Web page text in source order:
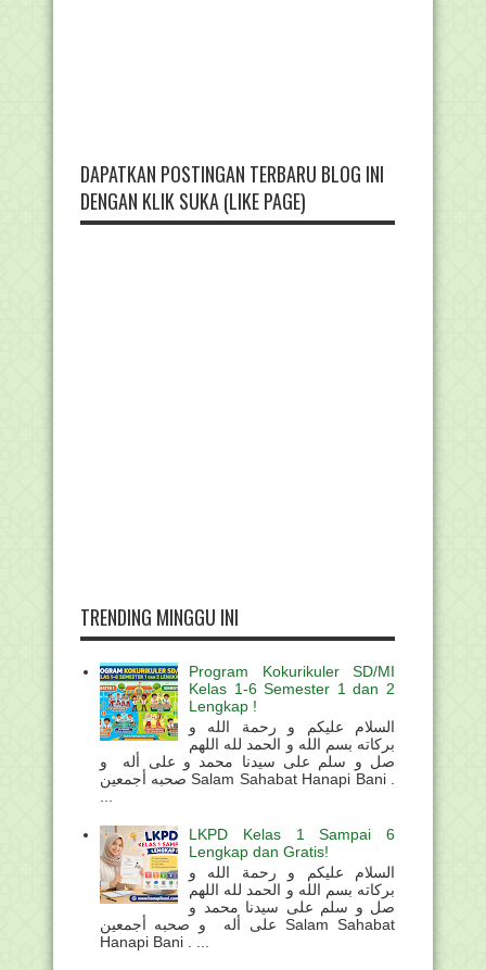
DAPATKAN POSTINGAN TERBARU BLOG INI
DENGAN KLIK SUKA (LIKE PAGE)
TRENDING MINGGU INI
Program Kokurikuler SD/MI
Kelas 1-6 Semester 1 dan 2
Lengkap !
السلام عليكم و رحمة الله و
بركاته بسم الله و الحمد لله اللهم
صل و سلم على سيدنا محمد و على أله و
صحبه أجمعين Salam Sahabat Hanapi Bani .
LKPD Kelas 1 Sampai 6
Lengkap dan Gratis!
السلام عليكم و رحمة الله و
بركاته بسم الله و الحمد لله اللهم
صل و سلم على سيدنا محمد و
على أله و صحبه أجمعين Salam Sahabat
Hanapi Bani . ...